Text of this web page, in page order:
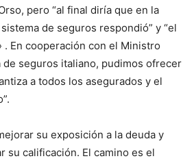
pero “al final diría que en la
de seguros respondió” y “el
En cooperación con el Ministro
seguros italiano, pudimos ofrecer
a todos los asegurados y el
su exposición a la deuda y
su calificación. El camino es el